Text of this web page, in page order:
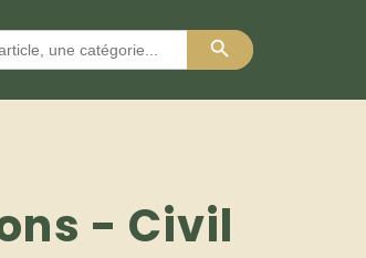
Search Button
- Civil